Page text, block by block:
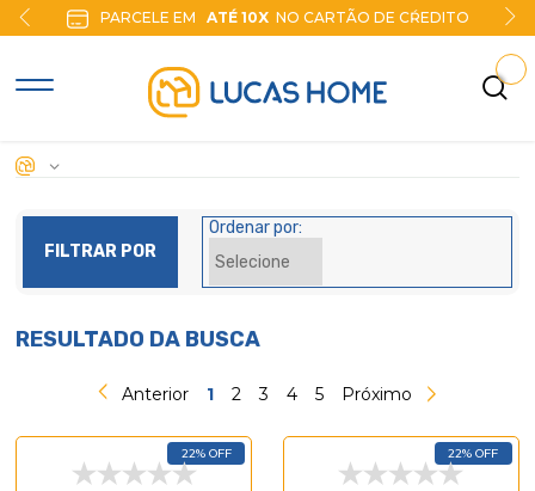
PARCELE EM ATÉ 10X NO CARTÃO DE CŔEDITO
FILTRAR POR
Ordenar por:
RESULTADO DA BUSCA
Anterior 1 2 3 4 5 Próximo
22% OFF 22% OFF